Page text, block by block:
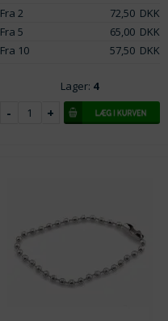
Fra 2
72,50DKK
Fra 5
65,00DKK
Fra 10
57,50DKK
Lager: 4